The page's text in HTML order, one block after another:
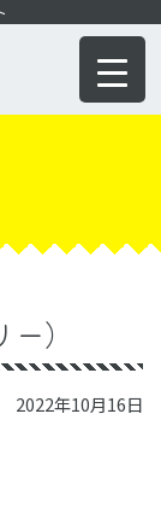
）
2022年10月16日